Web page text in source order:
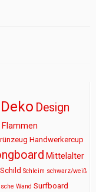
Deko Design
Flammen
Handwerkercup
Mittelalter
Schild Schleim schwarz/weiß
Wand Surfboard